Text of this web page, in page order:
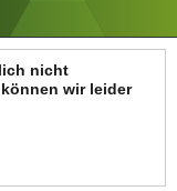
nicht
wir leider